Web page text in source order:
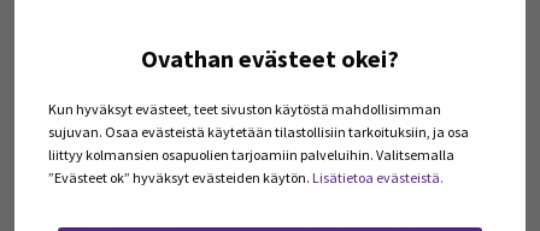
Ovathan evästeet okei?
Kun hyväksyt evästeet, teet sivuston käytöstä mahdollisimman
sujuvan. Osaa evästeistä käytetään tilastollisiin tarkoituksiin, ja osa
liittyy kolmansien osapuolien tarjoamiin palveluihin. Valitsemalla
”Evästeet ok” hyväksyt evästeiden käytön. Lisätietoa evästeistä.
kalliimpi, monimutkaisempi ja vikaherkempi.
Tätä voisi kutsuaPowerPoint-arkkitehtuuriksi:
järjestelmä suunnitellaan sen mukaan, miltä se näyttää
diashow’ssa (“katsokaa, näitä voi lisätä kuin legoja!”),
eikä sen mukaan, miten se toimii verkossa, prosessissa